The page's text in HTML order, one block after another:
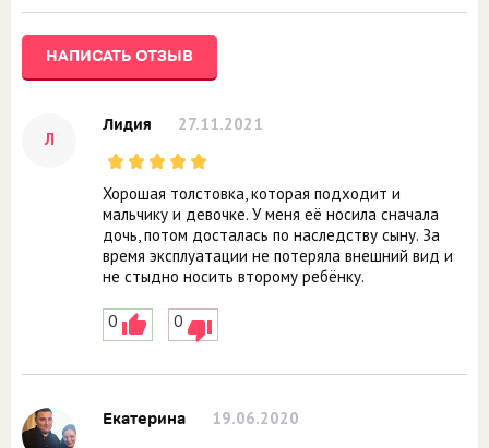
НАПИСАТЬ ОТЗЫВ
Л
Лидия 27.11.2021
Хорошая толстовка, которая подходит и
мальчику и девочке. У меня её носила сначала
дочь, потом досталась по наследству сыну. За
время эксплуатации не потеряла внешний вид и
не стыдно носить второму ребёнку.
0 0
Екатерина 19.06.2020